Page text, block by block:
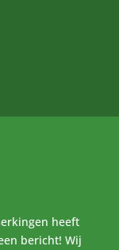
heeft
bericht! Wij